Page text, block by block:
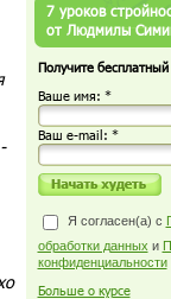
7 уроков
от Людмилы
Получите
Ваше имя: *
Ваш е-mail: *
Я согласен(а) с
обработки данных и
конфиденциальности
Больше о курсе